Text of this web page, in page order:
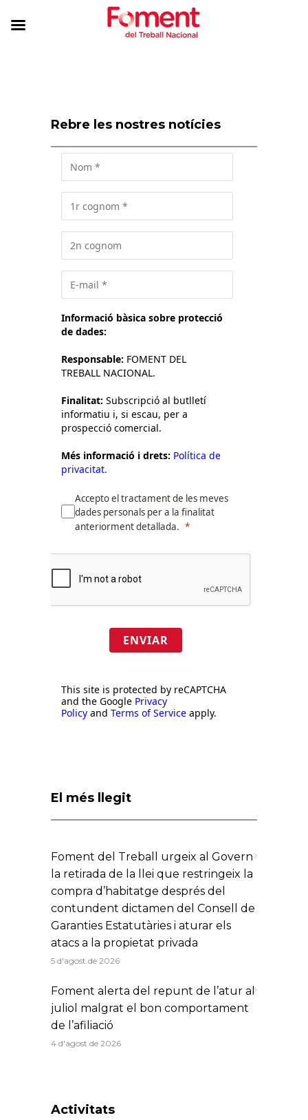
Rebre les nostres notícies
Informació bàsica sobre protecció
de dades:
Responsable: FOMENT DEL
TREBALL NACIONAL.
Finalitat: Subscripció al butlletí
informatiu i, si escau, per a
prospecció comercial.
Més informació i drets: Política de
privacitat.
Accepto el tractament de les meves
dades personals per a la finalitat
anteriorment detallada.
ENVIAR
This site is protected by reCAPTCHA
and the Google Privacy
Policy and Terms of Service apply.
El més llegit
Foment del Treball urgeix al Govern
la retirada de la llei que restringeix la
compra d’habitatge després del
contundent dictamen del Consell de
Garanties Estatutàries i aturar els
atacs a la propietat privada
5 d'agost de 2026
Foment alerta del repunt de l’atur al
juliol malgrat el bon comportament
de l’afiliació
4 d'agost de 2026
Activitats